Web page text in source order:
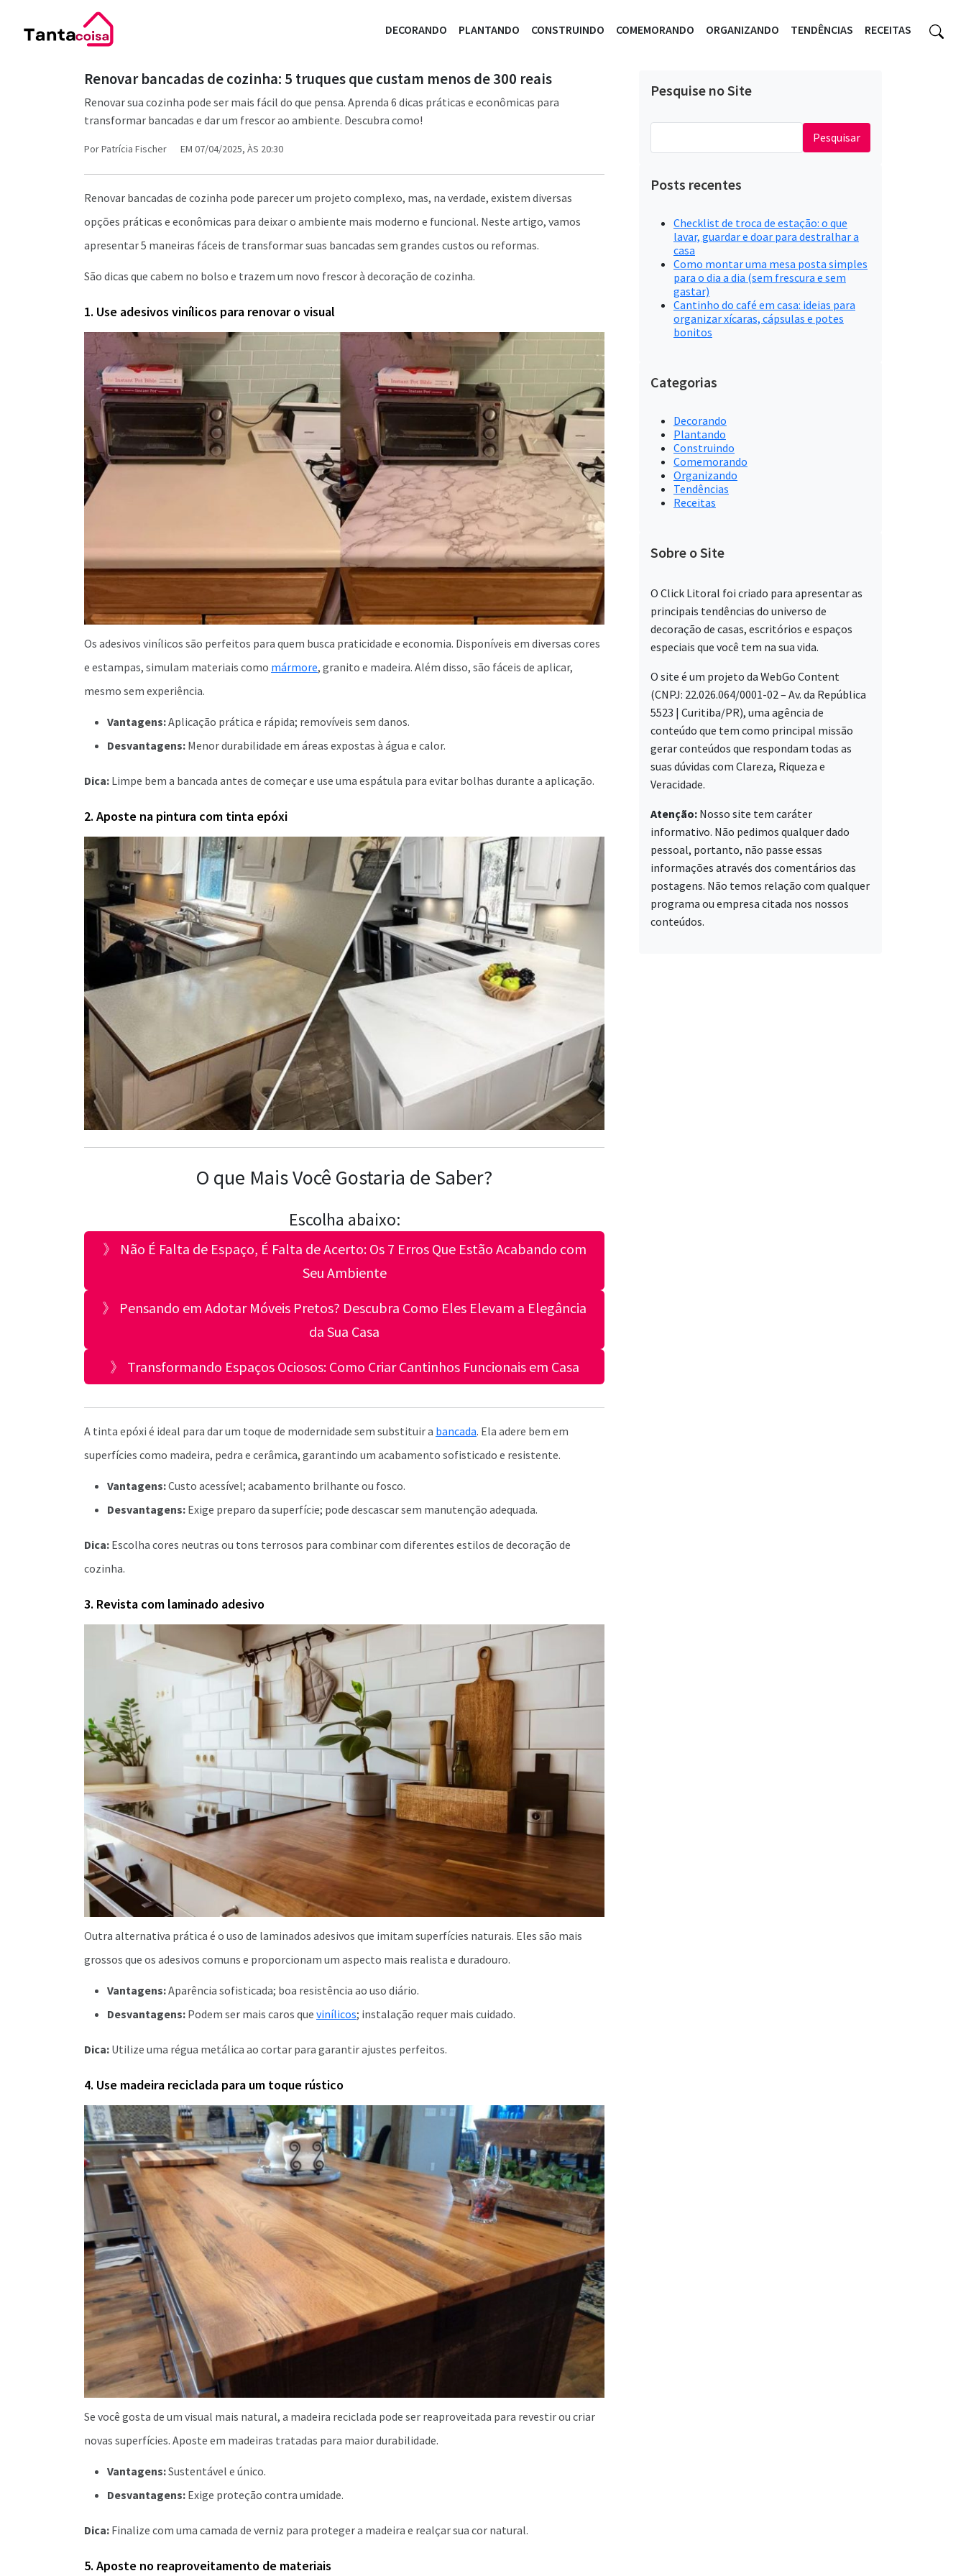
DECORANDO PLANTANDO CONSTRUINDO COMEMORANDO ORGANIZANDO TENDÊNCIAS RECEITAS
Renovar bancadas de cozinha: 5 truques que custam menos de 300 reais
Renovar sua cozinha pode ser mais fácil do que pensa. Aprenda 6 dicas práticas e econômicas para
transformar bancadas e dar um frescor ao ambiente. Descubra como!
PorPatrícia Fischer EM 07/04/2025, ÀS 20:30
Renovar bancadas de cozinha pode parecer um projeto complexo, mas, na verdade, existem diversas
opções práticas e econômicas para deixar o ambiente mais moderno e funcional. Neste artigo, vamos
apresentar 5 maneiras fáceis de transformar suas bancadas sem grandes custos ou reformas.
São dicas que cabem no bolso e trazem um novo frescor à decoração de cozinha.
1. Use adesivos vinílicos para renovar o visual
Os adesivos vinílicos são perfeitos para quem busca praticidade e economia. Disponíveis em diversas cores
e estampas, simulam materiais como mármore, granito e madeira. Além disso, são fáceis de aplicar,
mesmo sem experiência.
Vantagens:Aplicação prática e rápida; removíveis sem danos.
Desvantagens: Menor durabilidade em áreas expostas à água e calor.
Dica: Limpe bem a bancada antes de começar e use uma espátula para evitar bolhas durante a aplicação.
2. Aposte na pintura com tinta epóxi
O que Mais Você Gostaria de Saber?
Escolha abaixo:
》 Não É Falta de Espaço, É Falta de Acerto: Os 7 Erros Que Estão Acabando com
Seu Ambiente
》 Pensando em Adotar Móveis Pretos? Descubra Como Eles Elevam a Elegância
da Sua Casa
》 Transformando Espaços Ociosos: Como Criar Cantinhos Funcionais em Casa
A tinta epóxi é ideal para dar um toque de modernidade sem substituir a bancada. Ela adere bem em
superfícies como madeira, pedra e cerâmica, garantindo um acabamento sofisticado e resistente.
Vantagens:Custo acessível; acabamento brilhante ou fosco.
Desvantagens: Exige preparo da superfície; pode descascar sem manutenção adequada.
Dica: Escolha cores neutras ou tons terrosos para combinar com diferentes estilos de decoração de
cozinha.
3. Revista com laminado adesivo
Outra alternativa prática é o uso de laminados adesivos que imitam superfícies naturais. Eles são mais
grossos que os adesivos comuns e proporcionam um aspecto mais realista e duradouro.
Vantagens:Aparência sofisticada; boa resistência ao uso diário.
Desvantagens: Podem ser mais caros que vinílicos; instalação requer mais cuidado.
Dica: Utilize uma régua metálica ao cortar para garantir ajustes perfeitos.
4. Use madeira reciclada para um toque rústico
Se você gosta de um visual mais natural, a madeira reciclada pode ser reaproveitada para revestir ou criar
novas superfícies. Aposte em madeiras tratadas para maior durabilidade.
Vantagens:Sustentável e único.
Desvantagens: Exige proteção contra umidade.
Dica: Finalize com uma camada de verniz para proteger a madeira e realçar sua cor natural.
5. Aposte no reaproveitamento de materiais
Pesquise no Site
Posts recentes
Checklist de troca de estação: o que
lavar, guardar e doar para destralhar a
casa
Como montar uma mesa posta simples
para o dia a dia (sem frescura e sem
gastar)
Cantinho do café em casa: ideias para
organizar xícaras, cápsulas e potes
bonitos
Categorias
Decorando
Plantando
Construindo
Comemorando
Organizando
Tendências
Receitas
Sobre o Site
O Click Litoral foi criado para apresentar as
principais tendências do universo de
decoração de casas, escritórios e espaços
especiais que você tem na sua vida.
O site é um projeto da WebGo Content
(CNPJ: 22.026.064/0001-02 – Av. da República
5523 | Curitiba/PR), uma agência de
conteúdo que tem como principal missão
gerar conteúdos que respondam todas as
suas dúvidas com Clareza, Riqueza e
Veracidade.
Atenção: Nosso site tem caráter
informativo. Não pedimos qualquer dado
pessoal, portanto, não passe essas
informações através dos comentários das
postagens. Não temos relação com qualquer
programa ou empresa citada nos nossos
conteúdos.